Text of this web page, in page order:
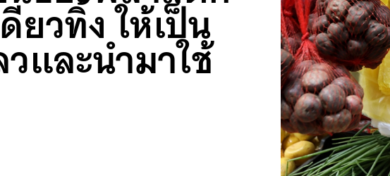
ยวทิ้ง ให้เป็น
และนำมาใช้